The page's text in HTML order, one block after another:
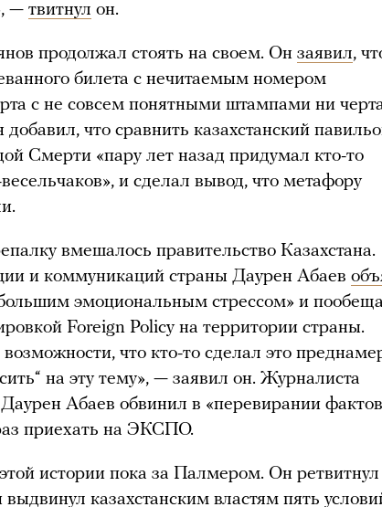
— твитнул он.
продолжал стоять на своем. Он заявил,
билета с нечитаемым номером
с не совсем понятными штампами ни
что сравнить казахстанский
Смерти «пару лет назад придумал кто-то
и сделал вывод, что метафору
вмешалось правительство Казахстана.
и коммуникаций страны Даурен Абаев
эмоциональным стрессом» и
Foreign Policy на территории страны.
что кто-то сделал это
на эту тему», — заявил он. Журналиста
Абаев обвинил в «перевирании
приехать на ЭКСПО.
истории пока за Палмером. Он ретвитнул
казахстанским властям пять